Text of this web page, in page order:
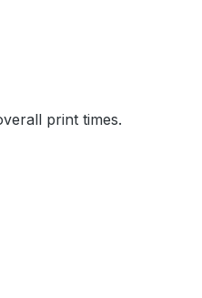
print times.